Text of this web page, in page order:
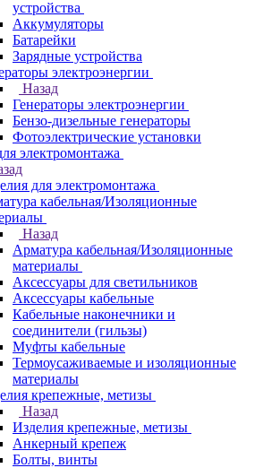
устройства
Аккумуляторы
Батарейки
Зарядные устройства
электроэнергии
Назад
Генераторы электроэнергии
Бензо-дизельные генераторы
Фотоэлектрические установки
электромонтажа
для электромонтажа
кабельная/Изоляционные
Назад
Арматура кабельная/Изоляционные
материалы
Аксессуары для светильников
Аксессуары кабельные
Кабельные наконечники и
соединители (гильзы)
Муфты кабельные
Термоусаживаемые и изоляционные
материалы
крепежные, метизы
Назад
Изделия крепежные, метизы
Анкерный крепеж
Болты, винты